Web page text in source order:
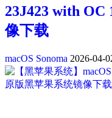
23J423 with OC
像下载
macOS Sonoma 2026-04-